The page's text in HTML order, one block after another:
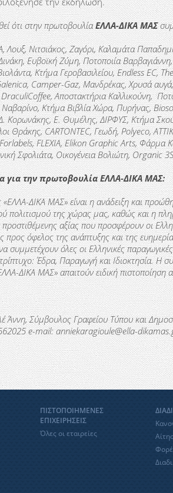
ότι στην πρωτοβουλίαΕΛΛΑ-ΔΙΚΑ ΜΑΣ
Λουξ, Νιτσιάκος, Ζαγόρι, Καλαμάτα
Ευβοϊκή Ζύμη, Ποτοποιία
Κτήμα Γεροβασιλείου, Endless EC,
Camper-Gaz, Μανδρέκας, Χρυσά
Αποστακτήρια Καλλικούνη,
Κτήμα Βιβλία Χώρα, Πυρήνας,
Κορωνάκης, Ε. Θυμέλης, ΔΙΡΦΥΣ, Κτήμα
Θράκης, CARTONTEC, Γεωδή, Polyeco,
FLEXIA, Elikon Graphic Arts, Φάρμα
Σφολιάτα, Οικογένεια Βολιώτη, Organic
για την πρωτοβουλία ΕΛΛΑ-ΔΙΚΑ ΜΑΣ:
ΔΙΚΑ ΜΑΣ» είναι η ανάδειξη και
πολιτισμού της χώρας μας, καθώς και η
αξίας που προσφέρουν οι
προς όφελος της ανάπτυξης και της
συμμετέχουν όλες οι Ελληνικές
Έδρα, Παραγωγή και Ιδιοκτησία. Η
∆ΙΚΑ ΜΑΣ» απαιτούν ειδική πιστοποίηση
Άννη, Σύμβουλος Γραφείου Τύπου και
e-mail: anniekaragioule@ella-
ΠΙΣΤΟΠΟΙΗΜΕΝΕΣ
ΕΠΙΧΕΙΡΗΣΕΙΣ
Όλες οι εταιρείες